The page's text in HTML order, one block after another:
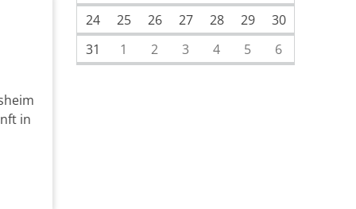
in
24
25 26 27 28 29
30
31
1 2 3 4 5 6